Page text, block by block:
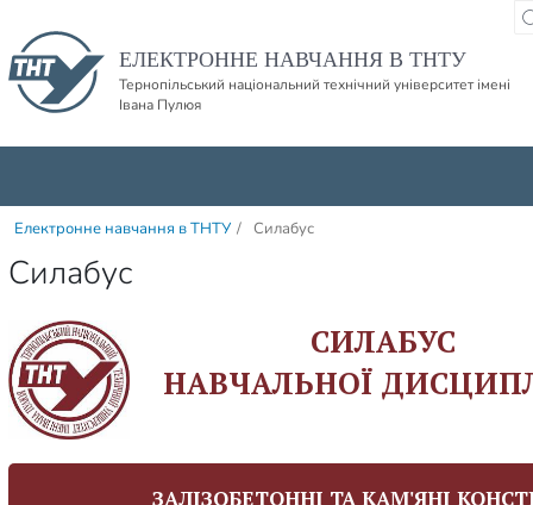
ЕЛЕКТРОННЕ НАВЧАННЯ В ТНТУ
Тернопільський національний технічний університет імені
Івана Пулюя
Електронне навчання в ТНТУ / Силабус
Силабус
СИЛАБУС
НАВЧАЛЬНОЇ
ЗАЛІЗОБЕТОННІ ТА КАМ'ЯНІ